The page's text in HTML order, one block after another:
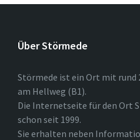
Über Störmede
Störmede ist ein Ort mit rund
am Hellweg (B1).
Die Internetseite für den Ort
schon seit 1999.
Sie erhalten neben